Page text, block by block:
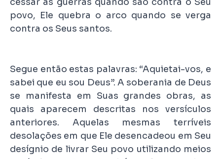
povo, Ele quebra o arco quando se verga
contra os Seus santos.
Segue então estas palavras: “Aquietai-vos, e
sabei que eu sou Deus”. A soberania de Deus
se manifesta em Suas grandes obras, as
quais aparecem descritas nos versículos
anteriores. Aquelas mesmas terríveis
desolações em que Ele desencadeou em Seu
desígnio de livrar Seu povo utilizando meios